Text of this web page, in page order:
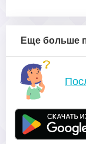
Еще больше